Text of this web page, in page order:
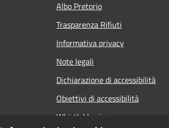
Albo Pretorio
Trasparenza Rifiuti
Informativa privacy
Note legali
Dichiarazione di accessibilità
Obiettivi di accessibilità
Whistleblowing